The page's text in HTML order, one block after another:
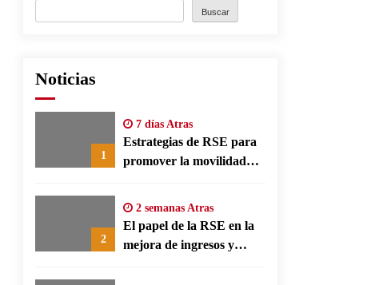
Buscar
Noticias
1
7 días Atras
Estrategias de RSE para
promover la movilidad
fabriles alemanes
2
2 semanas Atras
El papel de la RSE en la
mejora de ingresos y